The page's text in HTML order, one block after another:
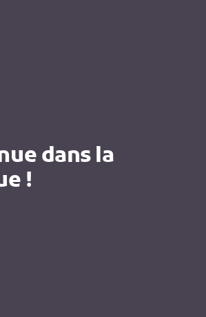
dans la
!